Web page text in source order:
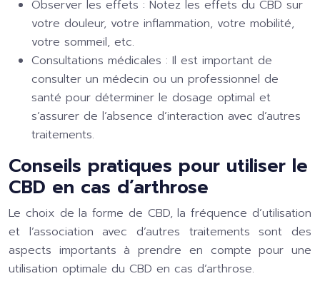
Observer les effets : Notez les effets du CBD sur
votre douleur, votre inflammation, votre mobilité,
votre sommeil, etc.
Consultations médicales : Il est important de
consulter un médecin ou un professionnel de
santé pour déterminer le dosage optimal et
s’assurer de l’absence d’interaction avec d’autres
traitements.
Conseils pratiques pour utiliser le
CBD en cas d’arthrose
Le choix de la forme de CBD, la fréquence d’utilisation
et l’association avec d’autres traitements sont des
aspects importants à prendre en compte pour une
utilisation optimale du CBD en cas d’arthrose.